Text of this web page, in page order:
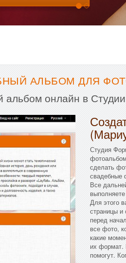
АЛЬБОМ ДЛЯ
альбом онлайн в
Студия
сделать
свадебные
Все
Для этого
страницы и
перед
все фото,
какие
их формат.
помогут.